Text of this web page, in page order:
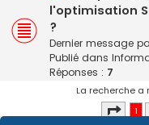
g
m
s
s
a
g
o
u
e
a
u
l'optimisation
?
Dernier message
Publié dans
Réponses : 7
La recherche a
Page
1